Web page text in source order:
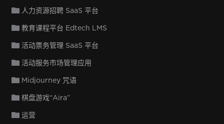
人力资源招聘 SaaS 平台
教育课程平台 Edtech LMS
活动票务管理 SaaS 平台
活动服务市场管理应用
Midjourney 咒语
棋盘游戏“Aira”
运营